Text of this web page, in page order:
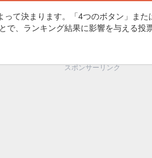
て決まります。「4つのボタン」ま
、ランキング結果に影響を与える投
スポンサーリンク